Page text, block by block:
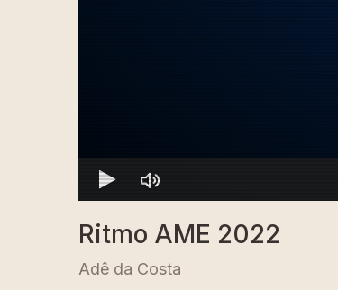
Ritmo AME 2022
Adê da Costa